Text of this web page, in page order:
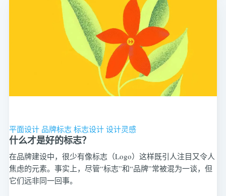
平面设计 品牌标志 标志设计 设计灵感
什么才是好的标志？
在品牌建设中，很少有像标志（Logo）这样既引人注目又令人
焦虑的元素。事实上，尽管“标志”和“品牌”常被混为一谈，但
它们远非同一回事。